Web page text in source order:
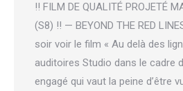
!! FILM DE QUALITÉ PROJETÉ
(S8) !! — BEYOND THE RED
soir voir le film « Au delà des
auditoires Studio dans le cadre
engagé qui vaut la peine d’être